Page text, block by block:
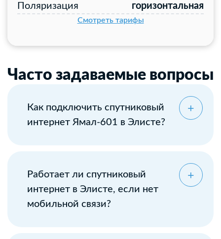
Поляризация
горизонтальная
Смотреть тарифы
Часто задаваемые вопросы
Как подключить спутниковый
интернет Ямал-601 в Элисте?
Работает ли спутниковый
интернет в Элисте, если нет
мобильной связи?